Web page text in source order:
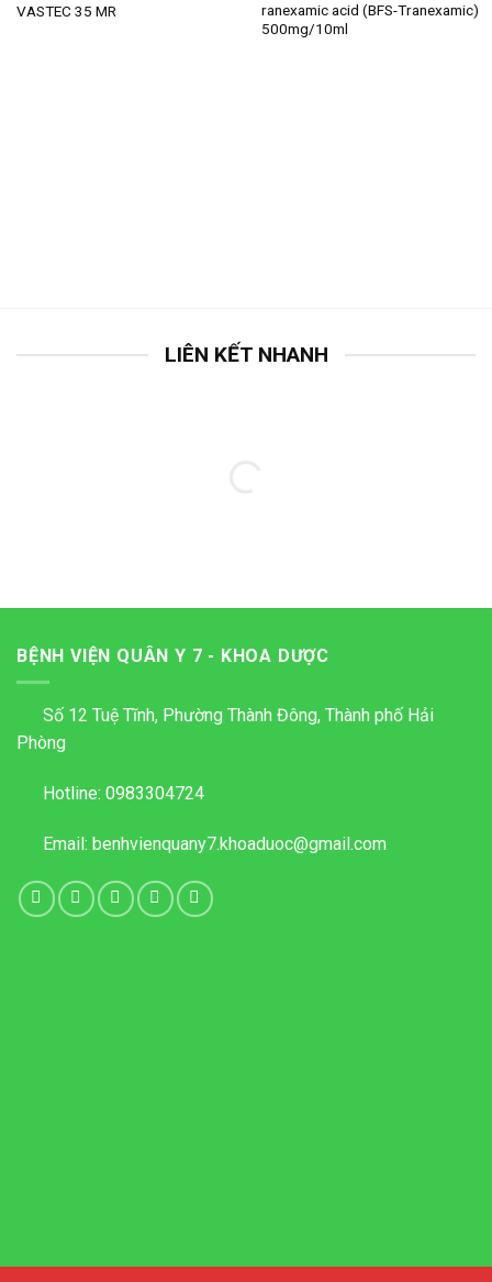
VASTEC 35 MR
ranexamic acid (BFS-Tranexamic)
500mg/10ml
LIÊN KẾT NHANH
BỆNH VIỆN QUÂN Y 7 - KHOA DƯỢC
Số 12 Tuệ Tĩnh, Phường Thành Đông, Thành phố Hải
Phòng
Hotline: 0983304724
Email: benhvienquany7.khoaduoc@gmail.com